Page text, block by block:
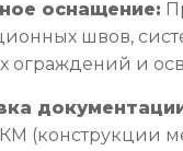
оснащение:
швов,
ограждений и
(конструкции